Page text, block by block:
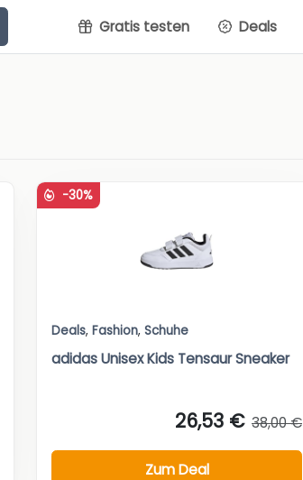
Gratis testen Deals
-30%
Deals, Fashion, Schuhe
adidas Unisex Kids Tensaur Sneaker
26,53 € 38,00 €
Zum Deal